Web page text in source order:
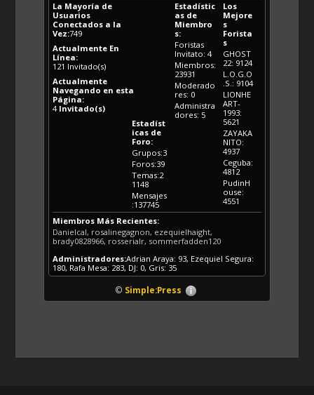
La Mayoría de
Usuarios
Conectados a la
Vez:749
Actualmente En
Línea:
121 Invitado(s)
Actualmente
Navegando en esta
Página:
4 Invitado(s)
Los
Mejore
s
Forista
s
GHOST
22: 9124
L.O.G.O
.S.: 9104
LIONHE
ART-
1993:
5621
ZAYAKA
NITO:
4937
Ceguba:
4812
PudinH
ouse:
4551
Estadístic
as de
Miembro
s:
Foristas
Invitato: 4
Miembros:
23931
Moderado
res: 0
Administra
dores: 5
Estadíst
icas de
Foro:
Grupos:3
Foros:39
Temas:2
1148
Mensajes
:137745
Miembros Más Recientes:
Danielcal, rosalinegagnon, ezequielhaight,
brady0828966, rosserialr, sommerfadden120
Administradores:Adrian Araya: 93, Ezequiel Segura:
180, Rafa Mesa: 283, DJ: 0, Gris: 35
© Simple:Press